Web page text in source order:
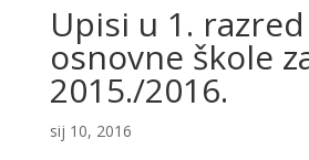
Upisi u 1. razred
osnovne škole
2015./2016.
sij 10, 2016